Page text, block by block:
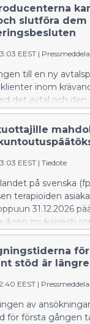
identifiering och
Bedrägerier och
har i vissa fall
Enligt
ver
slutföra
EEST |
till en ny
inom
det avtal och den
Detta gäller
EEST | Tiedote
på svenska
terapioiden
31.12.2026
mukaisesti
nykyisiä
stöd är
EEST |
av
för första gången